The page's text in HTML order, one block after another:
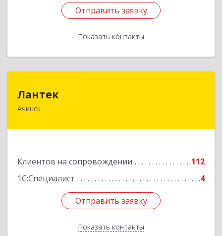
Отправить заявку
Показать контакты
Отправить заявку
Назад
Лантек
Ачинск
Клиентов на сопровождении
112
1С:Специалист
4
Отправить заявку
Показать контакты
Отправить заявку
Назад